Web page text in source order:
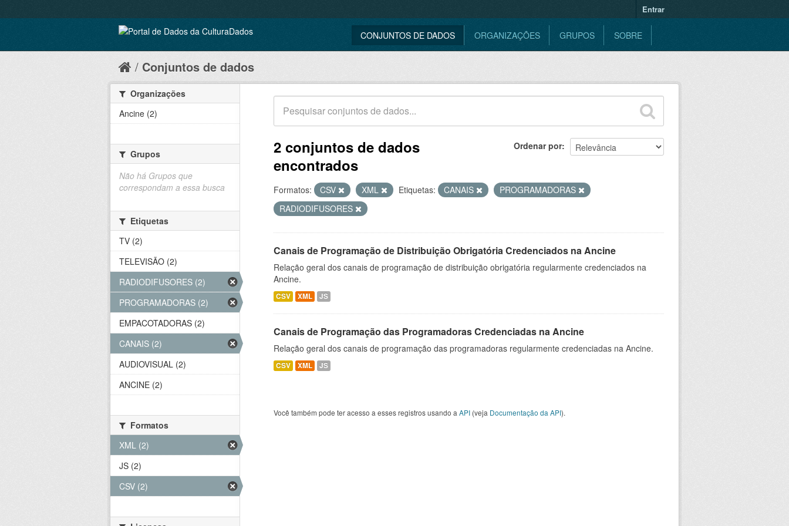
Entrar
CONJUNTOS DE DADOS ORGANIZAÇÕES GRUPOS SOBRE
Conjuntos de dados
Ordenar por
2 conjuntos de dados
encontrados
Formatos: CSV XML Etiquetas: CANAIS
PROGRAMADORAS
RADIODIFUSORES
Canais de Programação de Distribuição Obrigatória Credenciados na Ancine
Relação geral dos canais de programação de distribuição obrigatória regularmente credenciados na
Ancine.
CSV XML JS
Canais de Programação das Programadoras Credenciadas na Ancine
Relação geral dos canais de programação das programadoras regularmente credenciadas na Ancine.
CSV XML JS
Você também pode ter acesso a esses registros usando a API (veja Documentação da API).
Organizações
Ancine (2)
Grupos
Não há Grupos que
correspondam a essa busca
Etiquetas
TV (2)
TELEVISÃO (2)
RADIODIFUSORES (2)
PROGRAMADORAS (2)
EMPACOTADORAS (2)
CANAIS (2)
AUDIOVISUAL (2)
ANCINE (2)
Formatos
XML (2)
JS (2)
CSV (2)